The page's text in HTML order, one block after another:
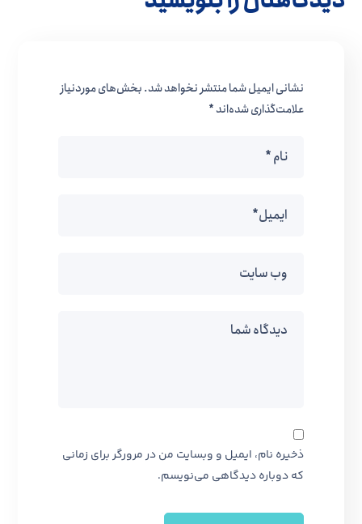
نشانی ایمیل شما منتشر نخواهد شد.بخش‌های موردنیاز
علامت‌گذاری شده‌اند*
ذخیره نام، ایمیل و وبسایت من در مرورگر برای زمانی
که دوباره دیدگاهی می‌نویسم.